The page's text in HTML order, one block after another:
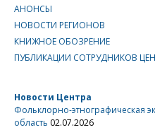
АНОНСЫ
НОВОСТИ РЕГИОНОВ
КНИЖНОЕ ОБОЗРЕНИЕ
ПУБЛИКАЦИИ СОТРУДНИКОВ
Новости Центра
Фольклорно-этнографическая
область 02.07.2026